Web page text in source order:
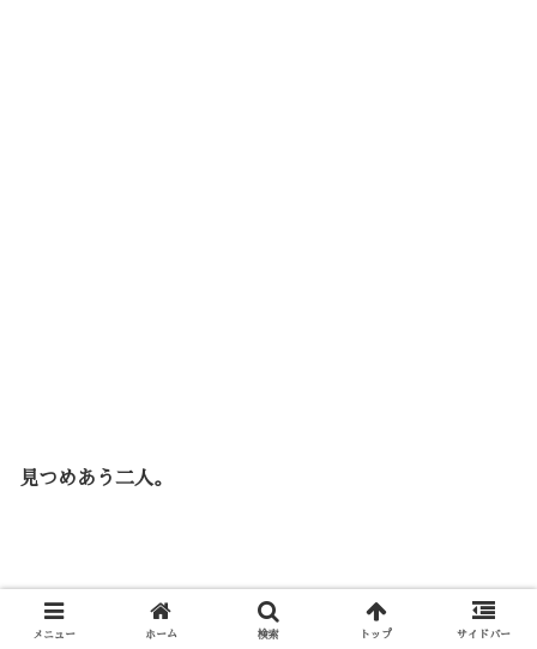
見つめあう二人。
メニュー ホーム 検索 トップ サイドバー